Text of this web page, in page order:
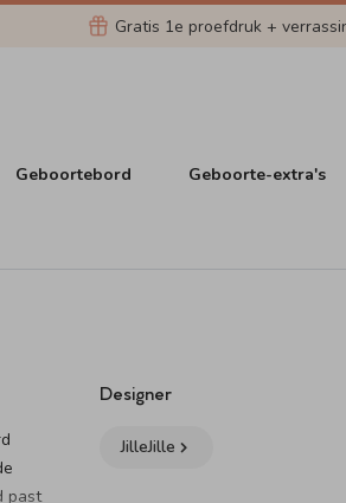
Gratis 1e proefdruk +
Geboortebord Geboorte-extra's
past
Designer
JilleJille